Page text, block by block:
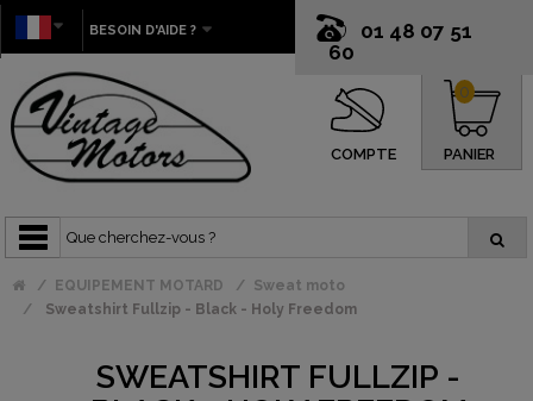
01 48 07 51
60
BESOIN D'AIDE ?
COMPTE PANIER
0
EQUIPEMENT MOTARD
Sweat moto
Sweatshirt Fullzip - Black - Holy Freedom
SWEATSHIRT FULLZIP -